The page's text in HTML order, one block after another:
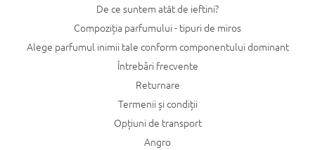
De ce suntem atât de ieftini?
Compoziția parfumului - tipuri de miros
Alege parfumul inimii tale conform componentului dominant
Întrebări frecvente
Returnare
Termenii și condiții
Opțiuni de transport
Angro